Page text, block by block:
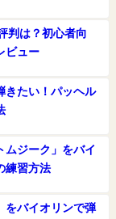
判は？初心者向
ビュー
きたい！パッヘル
ムジーク」をバイ
練習方法
をバイオリンで弾